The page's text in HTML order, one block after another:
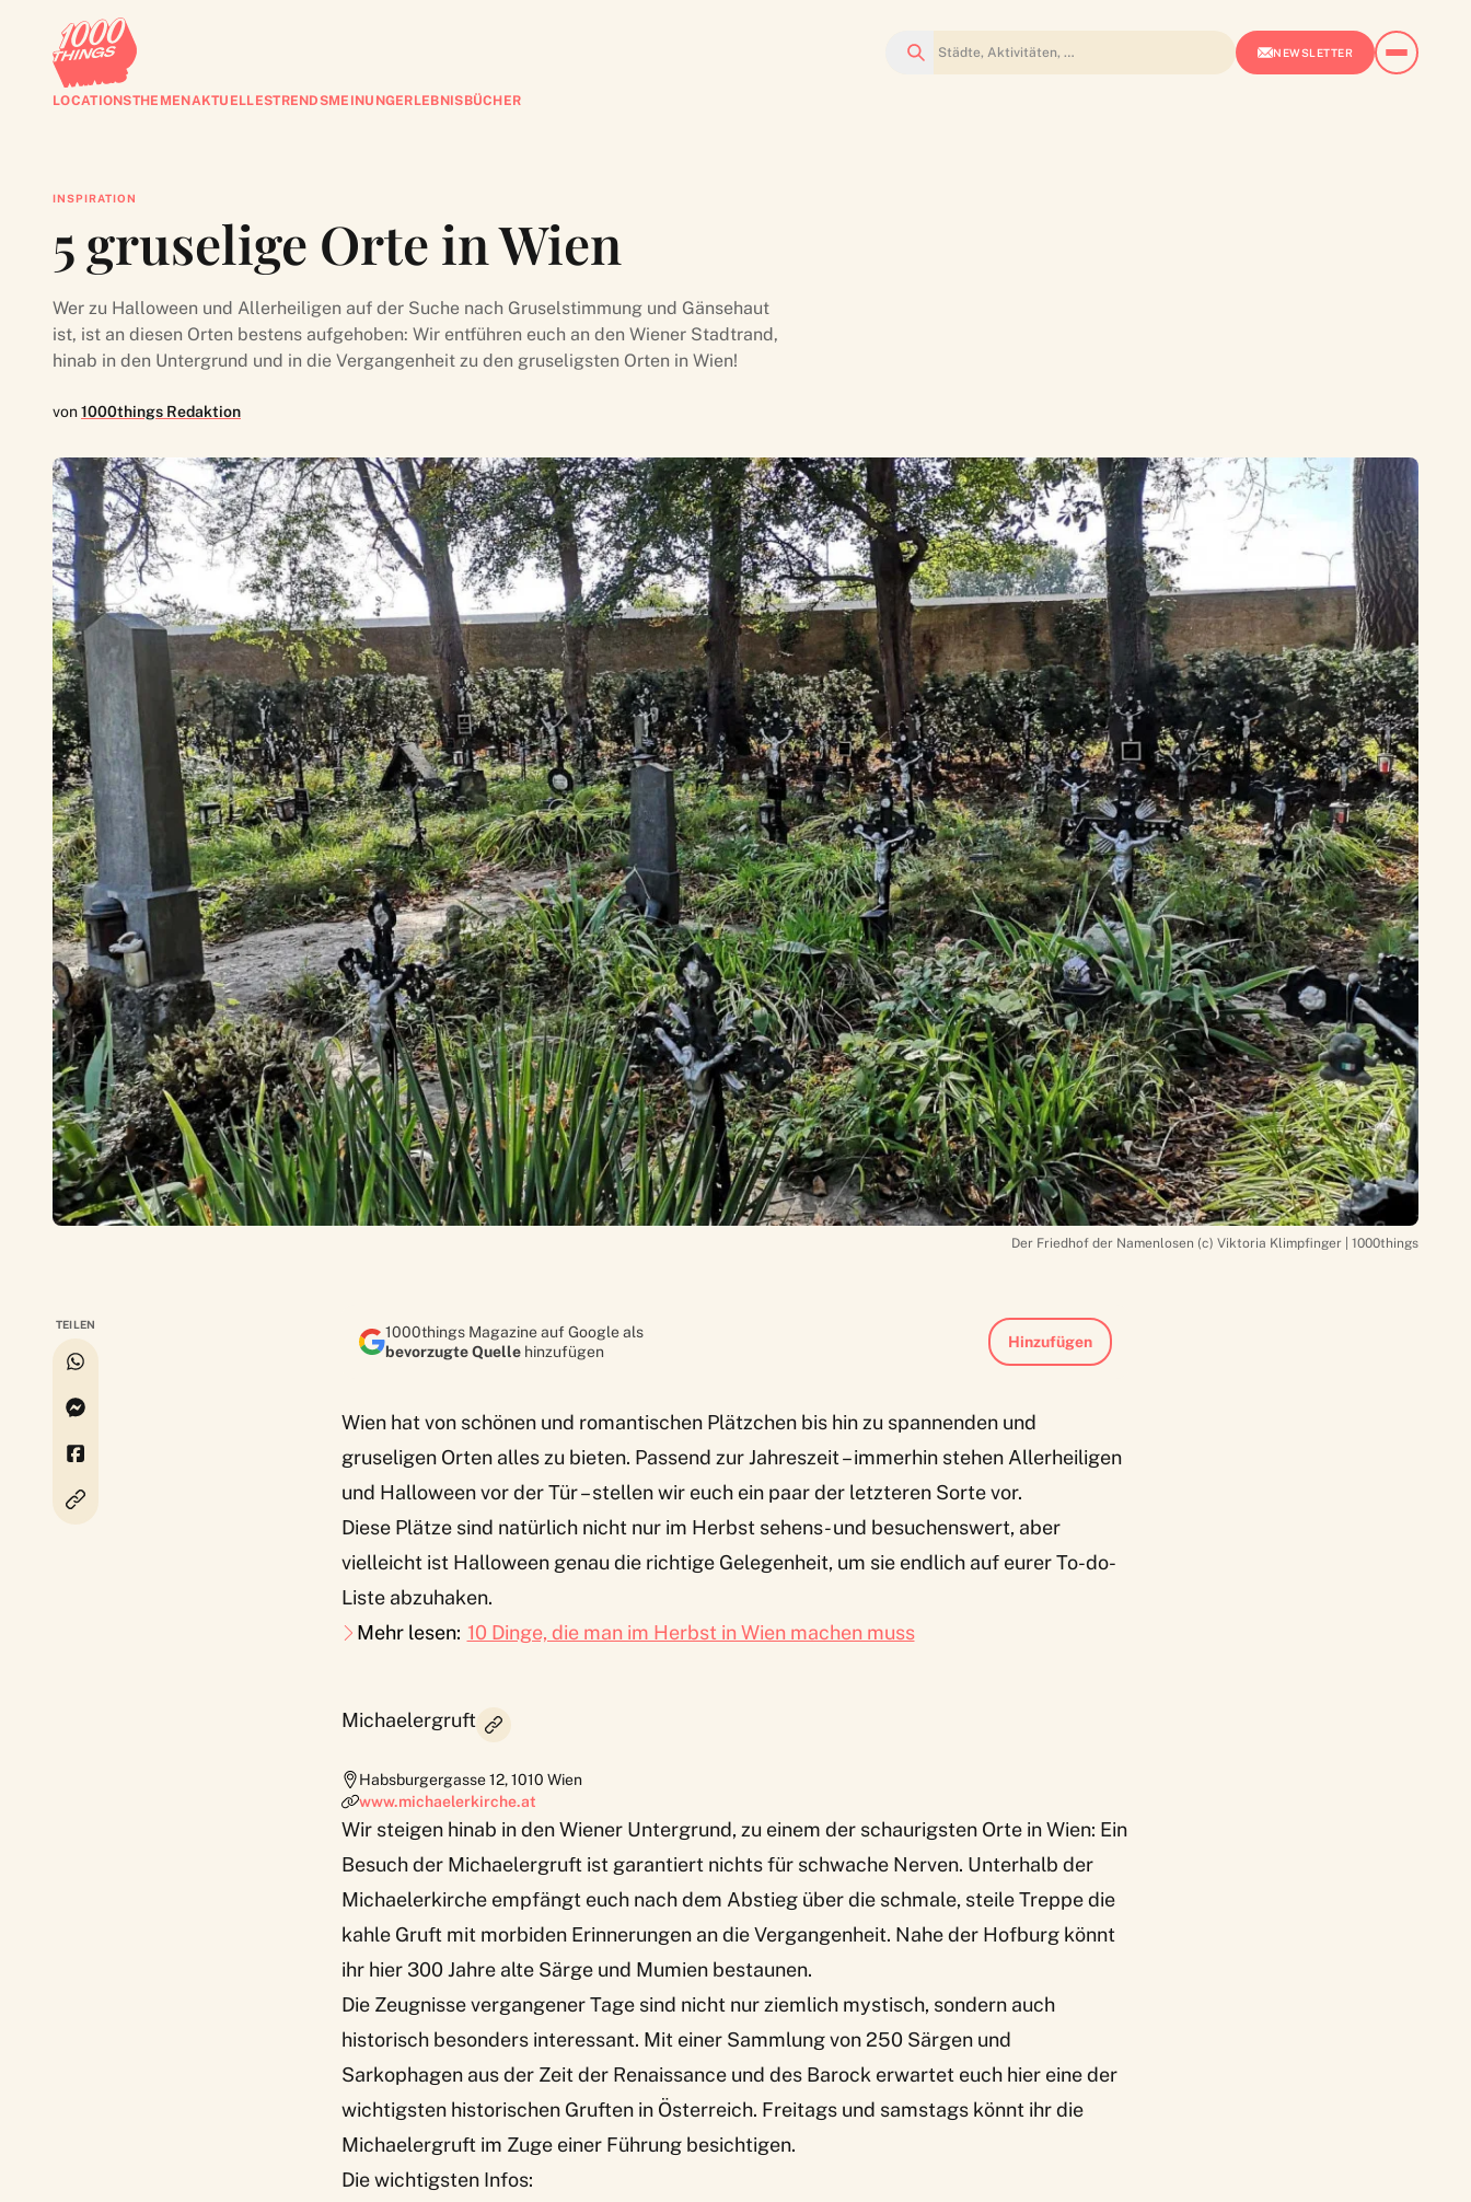
Suchen NEWSLETTER
LOCATIONSTHEMENAKTUELLESTRENDSMEINUNGERLEBNISBÜCHER
INSPIRATION
5 gruselige Orte in Wien
Wer zu Halloween und Allerheiligen auf der Suche nach Gruselstimmung und Gänsehaut
ist, ist an diesen Orten bestens aufgehoben: Wir entführen euch an den Wiener Stadtrand,
hinab in den Untergrund und in die Vergangenheit zu den gruseligsten Orten in Wien!
von1000things Redaktion
Der Friedhof der Namenlosen (c) Viktoria Klimpfinger | 1000things
TEILEN
1000things Magazine auf Google als
bevorzugte Quelle hinzufügen
Hinzufügen
Wien hat von schönen und romantischen Plätzchen bis hin zu spannenden und
gruseligen Orten alles zu bieten. Passend zur Jahreszeit – immerhin stehen Allerheiligen
und Halloween vor der Tür – stellen wir euch ein paar der letzteren Sorte vor.
Diese Plätze sind natürlich nicht nur im Herbst sehens- und besuchenswert, aber
vielleicht ist Halloween genau die richtige Gelegenheit, um sie endlich auf eurer To-do-
Liste abzuhaken.
Mehr lesen: 10 Dinge, die man im Herbst in Wien machen muss
Michaelergruft
Habsburgergasse 12,1010 Wien
www.michaelerkirche.at
Wir steigen hinab in den Wiener Untergrund, zu einem der schaurigsten Orte in Wien: Ein
Besuch der Michaelergruft ist garantiert nichts für schwache Nerven. Unterhalb der
Michaelerkirche empfängt euch nach dem Abstieg über die schmale, steile Treppe die
kahle Gruft mit morbiden Erinnerungen an die Vergangenheit. Nahe der Hofburg könnt
ihr hier 300 Jahre alte Särge und Mumien bestaunen.
Die Zeugnisse vergangener Tage sind nicht nur ziemlich mystisch, sondern auch
historisch besonders interessant. Mit einer Sammlung von 250 Särgen und
Sarkophagen aus der Zeit der Renaissance und des Barock erwartet euch hier eine der
wichtigsten historischen Gruften in Österreich. Freitags und samstags könnt ihr die
Michaelergruft im Zuge einer Führung besichtigen.
Die wichtigsten Infos: